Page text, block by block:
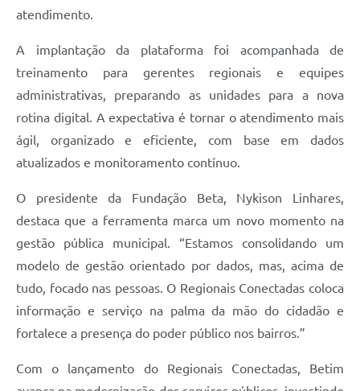
atendimento.
A implantação da plataforma foi acompanhada de
treinamento para gerentes regionais e equipes
administrativas, preparando as unidades para a nova
rotina digital. A expectativa é tornar o atendimento mais
ágil, organizado e eficiente, com base em dados
atualizados e monitoramento contínuo.
O presidente da Fundação Beta, Nykison Linhares,
destaca que a ferramenta marca um novo momento na
gestão pública municipal. “Estamos consolidando um
modelo de gestão orientado por dados, mas, acima de
tudo, focado nas pessoas. O Regionais Conectadas coloca
informação e serviço na palma da mão do cidadão e
fortalece a presença do poder público nos bairros.”
Com o lançamento do Regionais Conectadas, Betim